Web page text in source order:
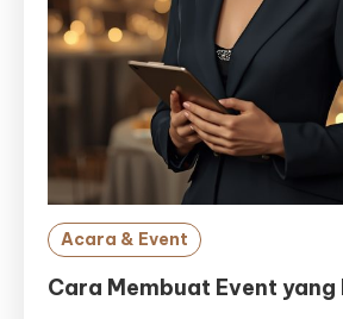
Acara & Event
Cara Membuat Event yang